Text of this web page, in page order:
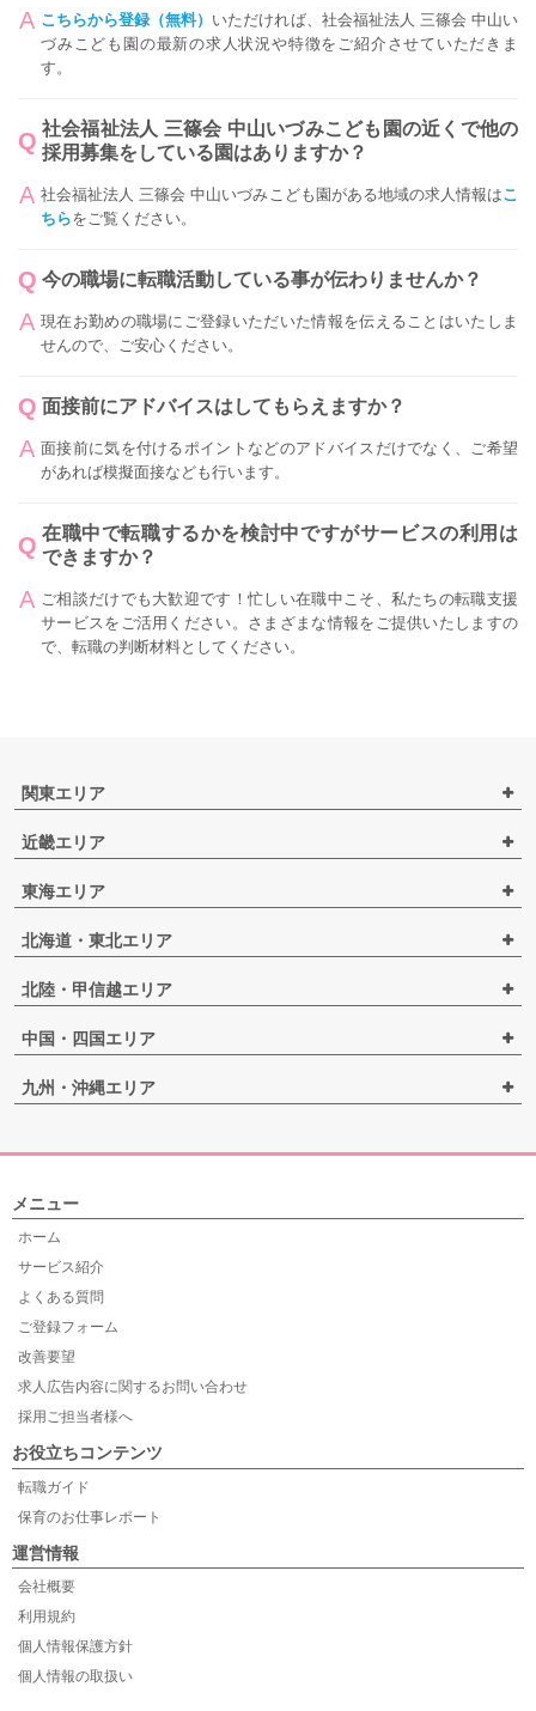
こちらから登録（無料） いただければ、社会福祉法人 三篠会 中山い
づみこども園の最新の求人状況や特徴をご紹介させていただきま
す。
社会福祉法人 三篠会 中山いづみこども園の近くで他の
採用募集をしている園はありますか？
社会福祉法人 三篠会 中山いづみこども園がある地域の求人情報はこ
ちらをご覧ください。
今の職場に転職活動している事が伝わりませんか？
現在お勤めの職場にご登録いただいた情報を伝えることはいたしま
せんので、ご安心ください。
面接前にアドバイスはしてもらえますか？
面接前に気を付けるポイントなどのアドバイスだけでなく、ご希望
があれば模擬面接なども行います。
在職中で転職するかを検討中ですがサービスの利用は
できますか？
ご相談だけでも大歓迎です！忙しい在職中こそ、私たちの転職支援
サービスをご活用ください。さまざまな情報をご提供いたしますの
で、転職の判断材料としてください。
関東エリア
近畿エリア
東海エリア
北海道・東北エリア
北陸・甲信越エリア
中国・四国エリア
九州・沖縄エリア
メニュー
ホーム
サービス紹介
よくある質問
ご登録フォーム
改善要望
求人広告内容に関するお問い合わせ
採用ご担当者様へ
お役立ちコンテンツ
転職ガイド
保育のお仕事レポート
運営情報
会社概要
利用規約
個人情報保護方針
個人情報の取扱い